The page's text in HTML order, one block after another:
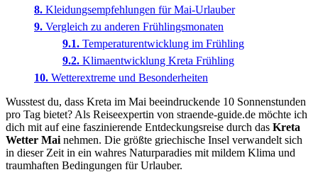
Kleidungsempfehlungen für Mai-Urlauber
Vergleich zu anderen Frühlingsmonaten
Temperaturentwicklung im Frühling
Klimaentwicklung Kreta Frühling
Wetterextreme und Besonderheiten
Wusstest du, dass Kreta im Mai beeindruckende 10 Sonnenstunden
pro Tag bietet? Als Reiseexpertin von straende-guide.de möchte ich
dich mit auf eine faszinierende Entdeckungsreise durch das Kreta
Wetter Mai nehmen. Die größte griechische Insel verwandelt sich
in dieser Zeit in ein wahres Naturparadies mit mildem Klima und
traumhaften Bedingungen für Urlauber.